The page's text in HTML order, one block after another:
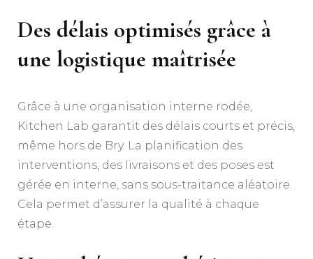
Des délais optimisés grâce à
une logistique maîtrisée
Grâce à une organisation interne rodée,
Kitchen Lab garantit des délais courts et précis,
même hors de Bry. La planification des
interventions, des livraisons et des poses est
gérée en interne, sans sous-traitance aléatoire.
Cela permet d’assurer la qualité à chaque
étape.